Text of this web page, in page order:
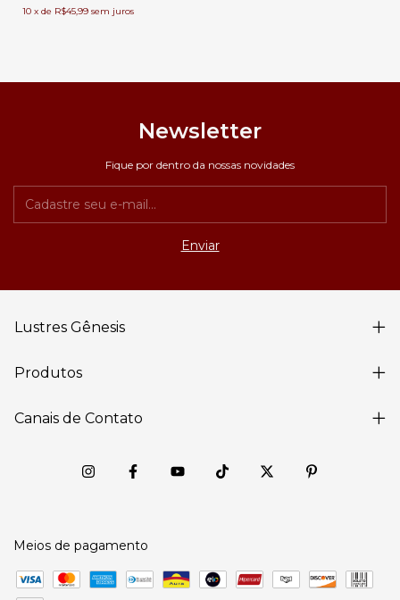
10 x de R$45,99 sem juros
Newsletter
Fique por dentro da nossas novidades
Lustres Gênesis
Produtos
Canais de Contato
Meios de pagamento